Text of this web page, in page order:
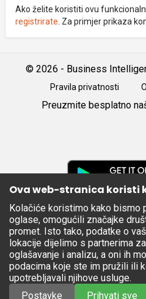
Ako želite koristiti ovu
registrirate . Za primjer prikaza
© 2026 - Business
Pravila privatnosti
Preuzmite besplatno
Apple
Store
Ova web-stranica koristi
Kolačiće koristimo kako bismo
oglase, omogućili značajke
promet. Isto tako, podatke o
lokacije dijelimo s partnerima
oglašavanje i analizu, a oni ih
podacima koje ste im pružili ili
upotrebljavali njihove usluge.
Postavke
Prihvati sve